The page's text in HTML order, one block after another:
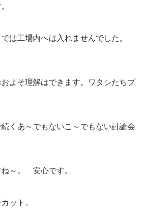
は工場内へは入れませんでした。
よそ理解はできます。ワタシたちプ
くあ～でもないこ～でもない討論会
～。 安心です。
ット。